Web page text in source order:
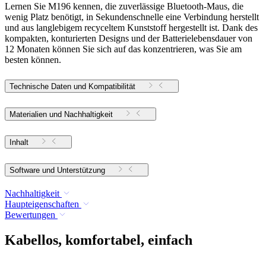
Lernen Sie M196 kennen, die zuverlässige Bluetooth-Maus, die
wenig Platz benötigt, in Sekundenschnelle eine Verbindung herstellt
und aus langlebigem recyceltem Kunststoff hergestellt ist. Dank des
kompakten, konturierten Designs und der Batterielebensdauer von
12 Monaten können Sie sich auf das konzentrieren, was Sie am
besten können.
Technische Daten und Kompatibilität
Materialien und Nachhaltigkeit
Inhalt
Software und Unterstützung
Nachhaltigkeit
Haupteigenschaften
Bewertungen
Kabellos, komfortabel, einfach